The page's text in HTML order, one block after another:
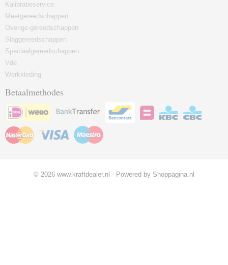
Kalibratieservice
Meetgereedschappen
Overige-gereedschappen
Slaggereedschappen
Speciaalgereedschappen
Vde
Werkkleding
Betaalmethodes
© 2026 www.kraftdealer.nl - Powered by Shoppagina.nl